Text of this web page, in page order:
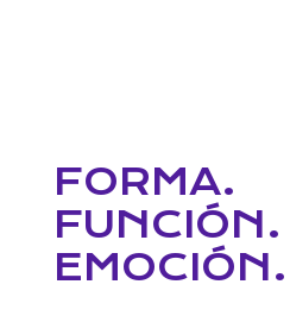
FORMA.
FUNCIÓN.
EMOCIÓN.